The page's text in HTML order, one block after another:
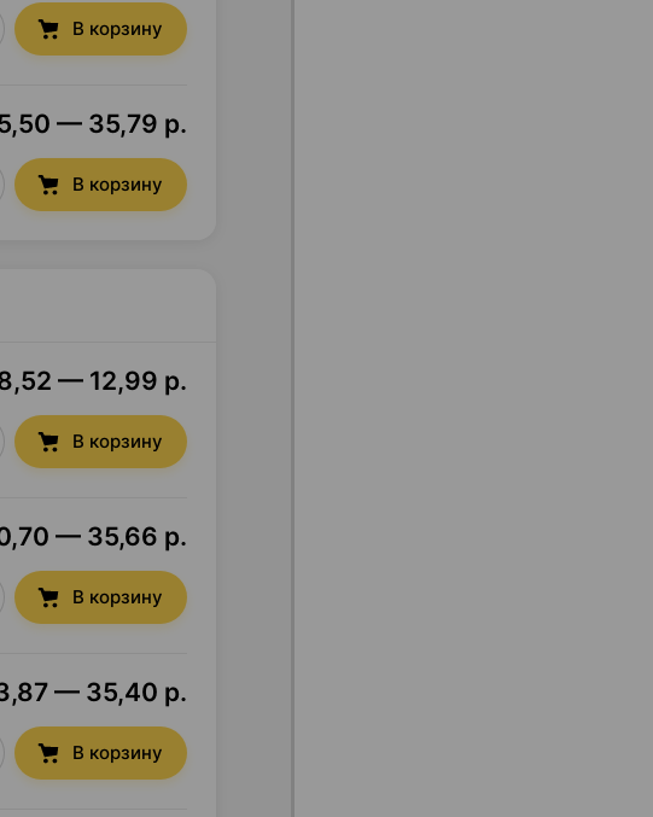
В корзину
— 35,79 р.
В корзину
— 12,99 р.
В корзину
— 35,66 р.
В корзину
— 35,40 р.
В корзину